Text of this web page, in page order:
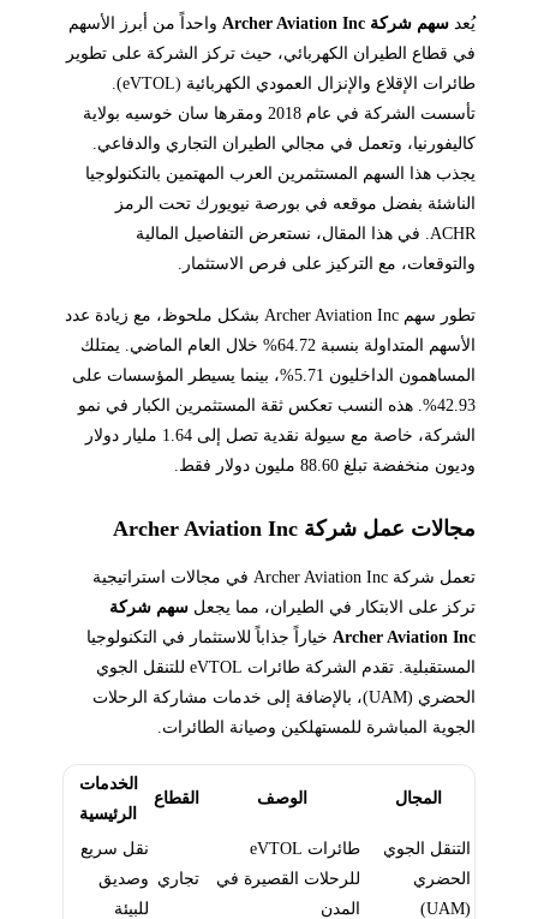
يُعد سهم شركة Archer Aviation Inc
واحداً من أبرز الأسهم
في قطاع الطيران الكهربائي، حيث تركز الشركة على تطوير
طائرات الإقلاع والإنزال العمودي الكهربائية (eVTOL).
تأسست الشركة في عام 2018 ومقرها سان خوسيه بولاية
كاليفورنيا، وتعمل في مجالي الطيران التجاري والدفاعي.
يجذب هذا السهم المستثمرين العرب المهتمين بالتكنولوجيا
الناشئة بفضل موقعه في بورصة نيويورك تحت الرمز
ACHR. في هذا المقال، نستعرض التفاصيل المالية
والتوقعات، مع التركيز على فرص الاستثمار.
تطور سهم Archer Aviation Inc بشكل ملحوظ، مع زيادة عدد
الأسهم المتداولة بنسبة 64.72% خلال العام الماضي. يمتلك
المساهمون الداخليون 5.71%، بينما يسيطر المؤسسات على
42.93%. هذه النسب تعكس ثقة المستثمرين الكبار في نمو
الشركة، خاصة مع سيولة نقدية تصل إلى 1.64 مليار دولار
وديون منخفضة تبلغ 88.60 مليون دولار فقط.
مجالات عمل شركة Archer Aviation Inc
تعمل شركة Archer Aviation Inc في مجالات استراتيجية
تركز على الابتكار في الطيران، مما يجعل سهم شركة
Archer Aviation Incخياراً جذاباً للاستثمار في التكنولوجيا
المستقبلية. تقدم الشركة طائرات eVTOL للتنقل الجوي
الحضري (UAM)، بالإضافة إلى خدمات مشاركة الرحلات
الجوية المباشرة للمستهلكين وصيانة الطائرات.
المجال الوصف القطاع
الخدمات
الرئيسية
التنقل الجوي
الحضري
طائرات eVTOL
للرحلات القصيرة في
المدن
تجاري
نقل سريع
وصديق
للبيئة